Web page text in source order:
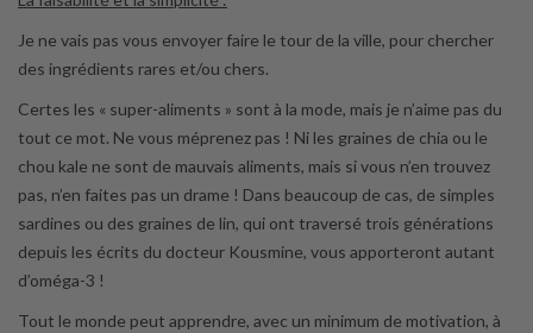
Je ne vais pas vous envoyer faire le tour de la ville, pour chercher
des ingrédients rares et/ou chers.
Certes les « super-aliments » sont à la mode, mais je n’aime pas du
tout ce mot. Ne vous méprenez pas ! Ni les graines de chia ou le
chou kale ne sont de mauvais aliments, mais si vous n’en trouvez
pas, n’en faites pas un drame ! Dans beaucoup de cas, de simples
sardines ou des graines de lin, qui ont traversé trois générations
depuis les écrits du docteur Kousmine, vous apporteront autant
d’oméga-3 !
Tout le monde peut apprendre, avec un minimum de motivation, à